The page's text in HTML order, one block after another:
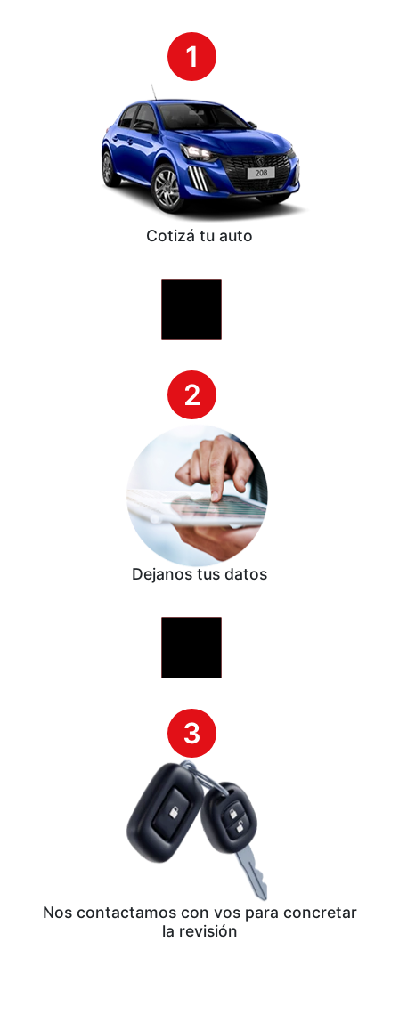
1
Cotizá tu auto
2
Dejanos tus datos
3
Nos contactamos con vos para concretar
la revisión